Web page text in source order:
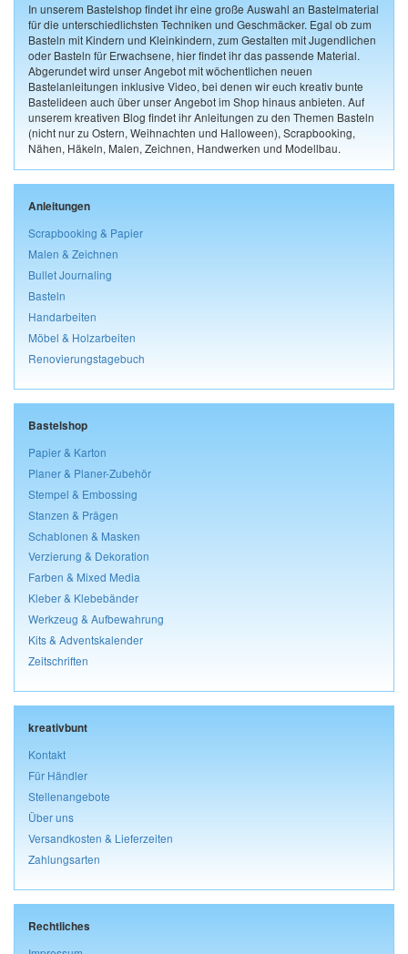
In unserem Bastelshop findet ihr eine große Auswahl an Bastelmaterial
für die unterschiedlichsten Techniken und Geschmäcker. Egal ob zum
Basteln mit Kindern und Kleinkindern, zum Gestalten mit Jugendlichen
oder Basteln für Erwachsene, hier findet ihr das passende Material.
Abgerundet wird unser Angebot mit wöchentlichen neuen
Bastelanleitungen inklusive Video, bei denen wir euch kreativ bunte
Bastelideen auch über unser Angebot im Shop hinaus anbieten. Auf
unserem kreativen Blog findet ihr Anleitungen zu den Themen Basteln
(nicht nur zu Ostern, Weihnachten und Halloween), Scrapbooking,
Nähen, Häkeln, Malen, Zeichnen, Handwerken und Modellbau.
Anleitungen
Scrapbooking & Papier
Malen & Zeichnen
Bullet Journaling
Basteln
Handarbeiten
Möbel & Holzarbeiten
Renovierungstagebuch
Bastelshop
Papier & Karton
Planer & Planer-Zubehör
Stempel & Embossing
Stanzen & Prägen
Schablonen & Masken
Verzierung & Dekoration
Farben & Mixed Media
Kleber & Klebebänder
Werkzeug & Aufbewahrung
Kits & Adventskalender
Zeitschriften
kreativbunt
Kontakt
Für Händler
Stellenangebote
Über uns
Versandkosten & Lieferzeiten
Zahlungsarten
Rechtliches